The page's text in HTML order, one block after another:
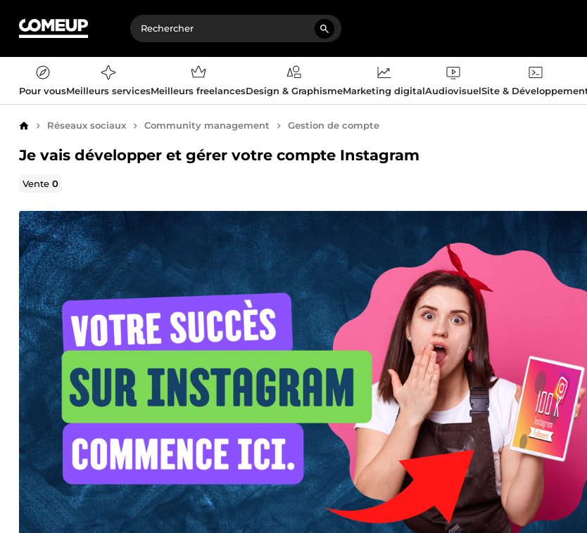
Pour vousMeilleurs servicesMeilleurs freelancesDesign & GraphismeMarketing digitalAudiovisuelSite &
AccueilRéseaux sociaux Community management Gestion de compte
Je vais développer et gérer votre compte Instagram
Vente0